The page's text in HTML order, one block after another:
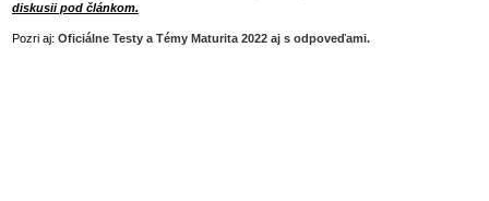
diskusii pod článkom.
Pozri aj: Oficiálne Testy a Témy Maturita 2022 aj s odpoveďami.